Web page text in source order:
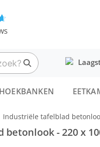
HOEKBANKEN
Industriële tafelblad
- 220 x